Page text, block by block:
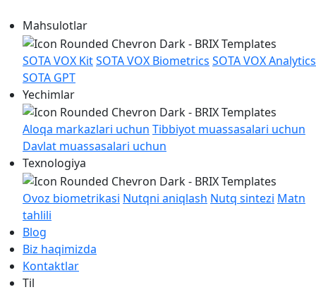
Mahsulotlar
SOTA VOX KitSOTA VOX Biometrics SOTA VOX Analytics
SOTA GPT
Yechimlar
Aloqa markazlari uchun Tibbiyot muassasalari uchun
Davlat muassasalari uchun
Texnologiya
Ovoz biometrikasi Nutqni aniqlash Nutq sintezi Matn
tahlili
Blog
Biz haqimizda
Kontaktlar
Til